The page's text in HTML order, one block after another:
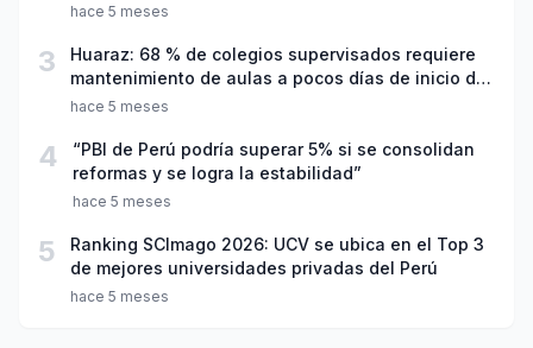
hace 5 meses
3
Huaraz: 68 % de colegios supervisados requiere
mantenimiento de aulas a pocos días de inicio del
año escolar 2026
hace 5 meses
4
“PBI de Perú podría superar 5% si se consolidan
reformas y se logra la estabilidad”
hace 5 meses
5
Ranking SCImago 2026: UCV se ubica en el Top 3
de mejores universidades privadas del Perú
hace 5 meses